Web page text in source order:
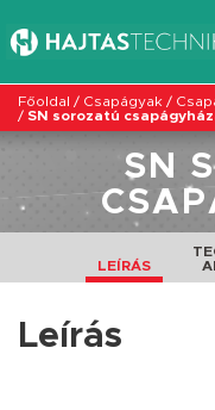
Főoldal / Csapágyak /
/ SN sorozatú
SN
LEÍRÁS
Leírás